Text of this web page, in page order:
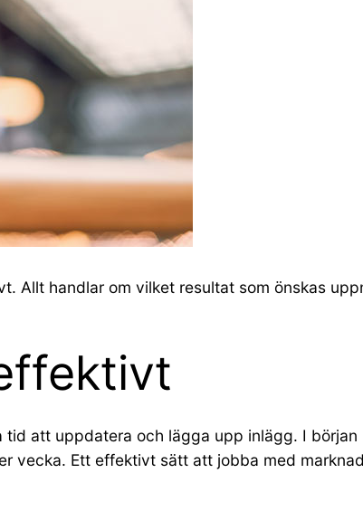
Allt handlar om vilket resultat som önskas
att uppdatera och lägga upp inlägg. I
vecka. Ett effektivt sätt att jobba med